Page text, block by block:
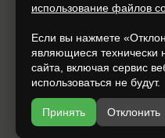
Разработка и
использование файлов
Если вы нажмете
являющиеся
сайта, включая сервис
использоваться не будут.
Принять Отклонить